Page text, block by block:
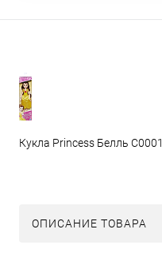
Кукла Princess Белль C0001
ОПИСАНИЕ ТОВАРА